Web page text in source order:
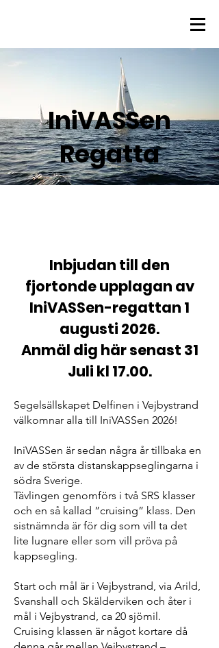
IniVASSen
Regatta
Inbjudan till den
fjortonde upplagan av
IniVASSen-regattan 1
augusti 2026.
Anmäl dig här senast 31
Juli kl 17.00.
Segelsällskapet Delfinen i Vejbystrand
välkomnar alla till IniVASSen 2026!
IniVASSen är sedan några år tillbaka en
av de största distanskappseglingarna i
södra Sverige.
Tävlingen genomförs i två SRS klasser
och en så kallad ”cruising” klass. Den
sistnämnda är för dig som vill ta det
lite lugnare eller som vill pröva på
kappsegling.
Start och mål är i Vejbystrand, via Arild,
Svanshall och Skälderviken och åter i
mål i Vejbystrand, ca 20 sjömil.
Cruising klassen är något kortare då